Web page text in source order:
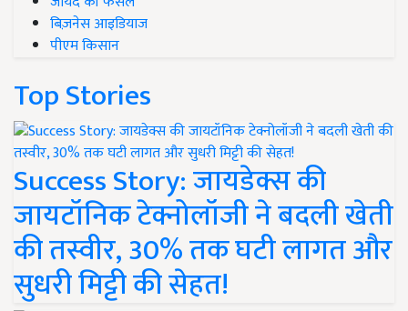
बिज़नेस आइडियाज
पीएम किसान
Top Stories
Success Story: जायडेक्स की
जायटॉनिक टेक्नोलॉजी ने बदली खेती
की तस्वीर, 30% तक घटी लागत और
सुधरी मिट्टी की सेहत!